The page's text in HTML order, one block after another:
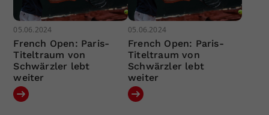
05.06.2024
French Open: Paris-
Titeltraum von
Schwärzler lebt
weiter
05.06.2024
French Open: Paris-
Titeltraum von
Schwärzler lebt
weiter